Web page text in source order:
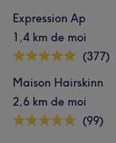
Expression Ap
1,4 km de moi
(377)
Maison Hairskinn
2,6 km de moi
(99)